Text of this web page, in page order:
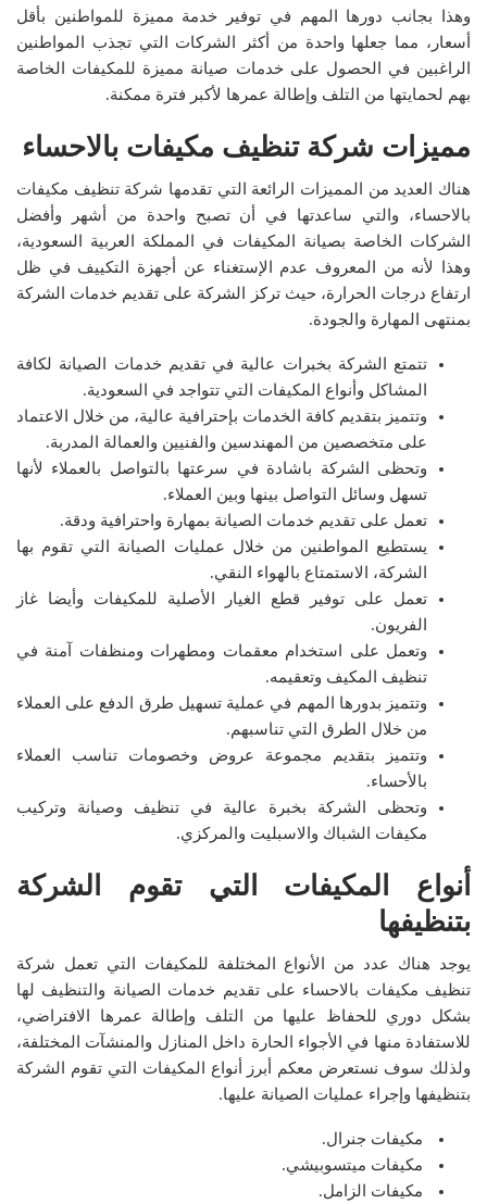
وهذا بجانب دورها المهم في توفير خدمة مميزة للمواطنين بأقل
أسعار، مما جعلها واحدة من أكثر الشركات التي تجذب المواطنين
الراغبين في الحصول على خدمات صيانة مميزة للمكيفات الخاصة
بهم لحمايتها من التلف وإطالة عمرها لأكبر فترة ممكنة.
مميزات شركة تنظيف مكيفات بالاحساء
هناك العديد من المميزات الرائعة التي تقدمها شركة تنظيف مكيفات
بالاحساء، والتي ساعدتها في أن تصبح واحدة من أشهر وأفضل
الشركات الخاصة بصيانة المكيفات في المملكة العربية السعودية،
وهذا لأنه من المعروف عدم الإستغناء عن أجهزة التكييف في ظل
ارتفاع درجات الحرارة، حيث تركز الشركة على تقديم خدمات الشركة
بمنتهى المهارة والجودة.
تتمتع الشركة بخبرات عالية في تقديم خدمات الصيانة لكافة
المشاكل وأنواع المكيفات التي تتواجد في السعودية.
وتتميز بتقديم كافة الخدمات بإحترافية عالية، من خلال الاعتماد
على متخصصين من المهندسين والفنيين والعمالة المدربة.
وتحظى الشركة باشادة في سرعتها بالتواصل بالعملاء لأنها
تسهل وسائل التواصل بينها وبين العملاء.
تعمل على تقديم خدمات الصيانة بمهارة واحترافية ودقة.
يستطيع المواطنين من خلال عمليات الصيانة التي تقوم بها
الشركة، الاستمتاع بالهواء النقي.
تعمل على توفير قطع الغيار الأصلية للمكيفات وأيضا غاز
الفريون.
وتعمل على استخدام معقمات ومطهرات ومنظفات آمنة في
تنظيف المكيف وتعقيمه.
وتتميز بدورها المهم في عملية تسهيل طرق الدفع على العملاء
من خلال الطرق التي تناسبهم.
وتتميز بتقديم مجموعة عروض وخصومات تناسب العملاء
بالأحساء.
وتحظى الشركة بخبرة عالية في تنظيف وصيانة وتركيب
مكيفات الشباك والاسبليت والمركزي.
أنواع المكيفات التي تقوم الشركة
بتنظيفها
يوجد هناك عدد من الأنواع المختلفة للمكيفات التي تعمل شركة
تنظيف مكيفات بالاحساء على تقديم خدمات الصيانة والتنظيف لها
بشكل دوري للحفاظ عليها من التلف وإطالة عمرها الافتراضي،
للاستفادة منها في الأجواء الحارة داخل المنازل والمنشآت المختلفة،
ولذلك سوف نستعرض معكم أبرز أنواع المكيفات التي تقوم الشركة
بتنظيفها وإجراء عمليات الصيانة عليها.
مكيفات جنرال.
مكيفات ميتسوبيشي.
مكيفات الزامل.